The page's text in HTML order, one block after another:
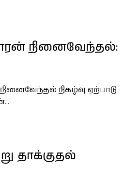
நினைவேந்தல்:
நிகழ்வு ஏற்பாடு
தாக்குதல்